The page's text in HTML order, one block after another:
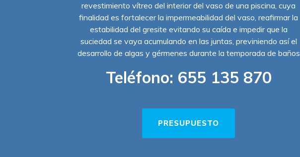
revestimiento vítreo del interior del vaso de una piscina, cuya
finalidad es fortalecer la impermeabilidad del vaso, reafirmar la
estabilidad del gresite evitando su caída e impedir que la
suciedad se vaya acumulando en las juntas, previniendo así el
desarrollo de algas y gérmenes durante la temporada de baños
Teléfono: 655 135 870
PRESUPUESTO